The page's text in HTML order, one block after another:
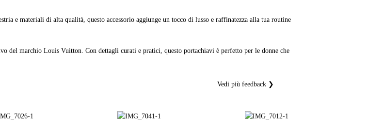
e materiali di alta qualità, questo accessorio aggiunge un tocco di lusso e raffinatezza alla tua routine
del marchio Louis Vuitton. Con dettagli curati e pratici, questo portachiavi è perfetto per le donne che
Vedi più feedback ❯